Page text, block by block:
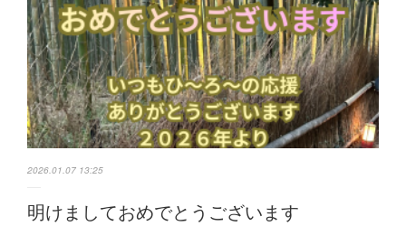
2026.01.07 13:25
明けましておめでとうございます